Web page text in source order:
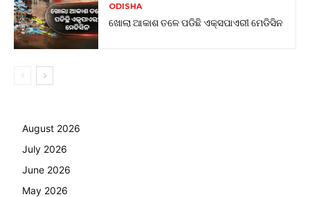
ODISHA
ଖୋଲା ଆକାଶ ତଳେ ପଡିଛି ଏକ୍ସପାଏରୀ ମେଡିସିନ
August 2026
July 2026
June 2026
May 2026